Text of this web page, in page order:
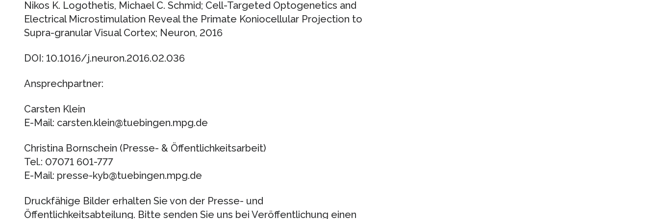
Nikos K. Logothetis, Michael C. Schmid; Cell-Targeted Optogenetics and
Electrical Microstimulation Reveal the Primate Koniocellular Projection to
Supra-granular Visual Cortex; Neuron, 2016
DOI: 10.1016/j.neuron.2016.02.036
Ansprechpartner:
Carsten Klein
E-Mail: carsten.klein@tuebingen.mpg.de
Christina Bornschein (Presse- & Öffentlichkeitsarbeit)
Tel.: 07071 601-777
E-Mail: presse-kyb@tuebingen.mpg.de
Druckfähige Bilder erhalten Sie von der Presse- und
Öffentlichkeitsabteilung. Bitte senden Sie uns bei Veröffentlichung einen